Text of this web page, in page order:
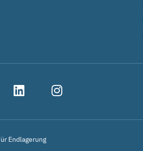
Endlagerung